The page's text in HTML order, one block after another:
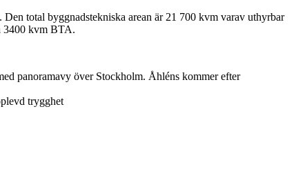
total byggnadstekniska arean är 21 700 kvm varav uthyrbar
3400 kvm BTA.
panoramavy över Stockholm. Åhléns kommer efter
trygghet